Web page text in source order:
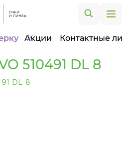
Акции Контактные
510491 DL 8